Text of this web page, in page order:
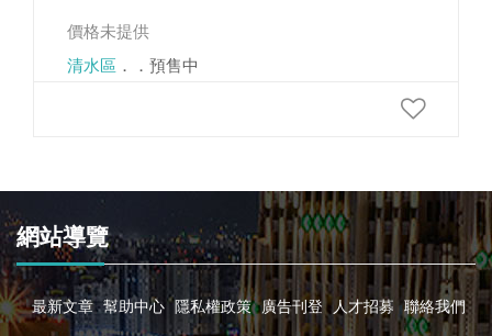
價格未提供
清水區 ．．預售中
網站導覽
最新文章 幫助中心 隱私權政策 廣告刊登 人才招募 聯絡我們